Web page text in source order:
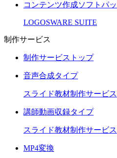
コンテンツ作成ソフトパ
LOGOSWARE SUITE
制作サービス
制作サービストップ
音声合成タイプ
スライド教材制作サービス
講師動画収録タイプ
スライド教材制作サービス
MP4変換